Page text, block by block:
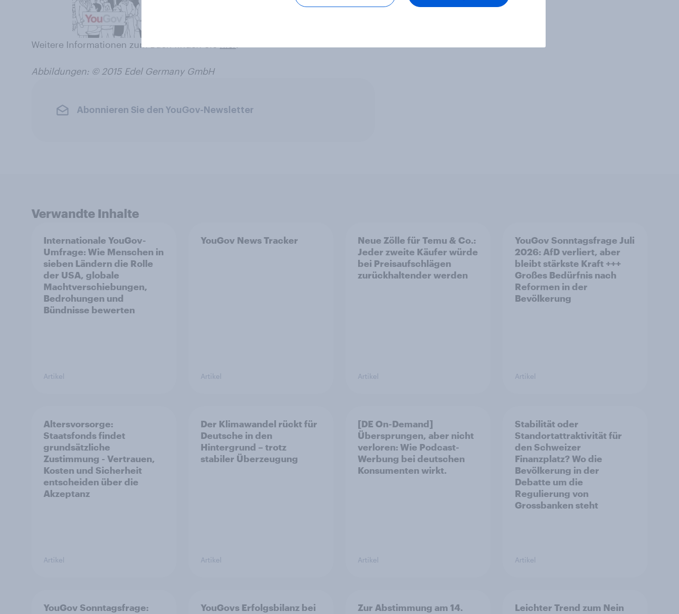
Weitere Informationen zum Buch finden Sie
Abbildungen: © 2015 Edel Germany GmbH
Abonnieren Sie den YouGov-Newsletter
Verwandte Inhalte
Internationale YouGov-
Umfrage: Wie Menschen in
sieben Ländern die Rolle
der USA, globale
Machtverschiebungen,
Bedrohungen und
Bündnisse bewerten
Artikel
YouGov News Tracker
Artikel
Neue Zölle für Temu & Co.:
Jeder zweite Käufer würde
bei Preisaufschlägen
zurückhaltender werden
Artikel
YouGov Sonntagsfrage Juli
2026: AfD verliert, aber
bleibt stärkste Kraft +++
Großes Bedürfnis nach
Reformen in der
Bevölkerung
Artikel
Altersvorsorge:
Staatsfonds findet
grundsätzliche
Zustimmung - Vertrauen,
Kosten und Sicherheit
entscheiden über die
Akzeptanz
Artikel
Der Klimawandel rückt für
Deutsche in den
Hintergrund – trotz
stabiler Überzeugung
Artikel
[DE On-Demand]
Übersprungen, aber nicht
verloren: Wie Podcast-
Werbung bei deutschen
Konsumenten wirkt.
Artikel
Stabilität oder
Standortattraktivität für
den Schweizer
Finanzplatz? Wo die
Bevölkerung in der
Debatte um die
Regulierung von
Grossbanken steht
Artikel
YouGov Sonntagsfrage:
YouGovs Erfolgsbilanz bei
Zur Abstimmung am 14.
Leichter Trend zum Nein